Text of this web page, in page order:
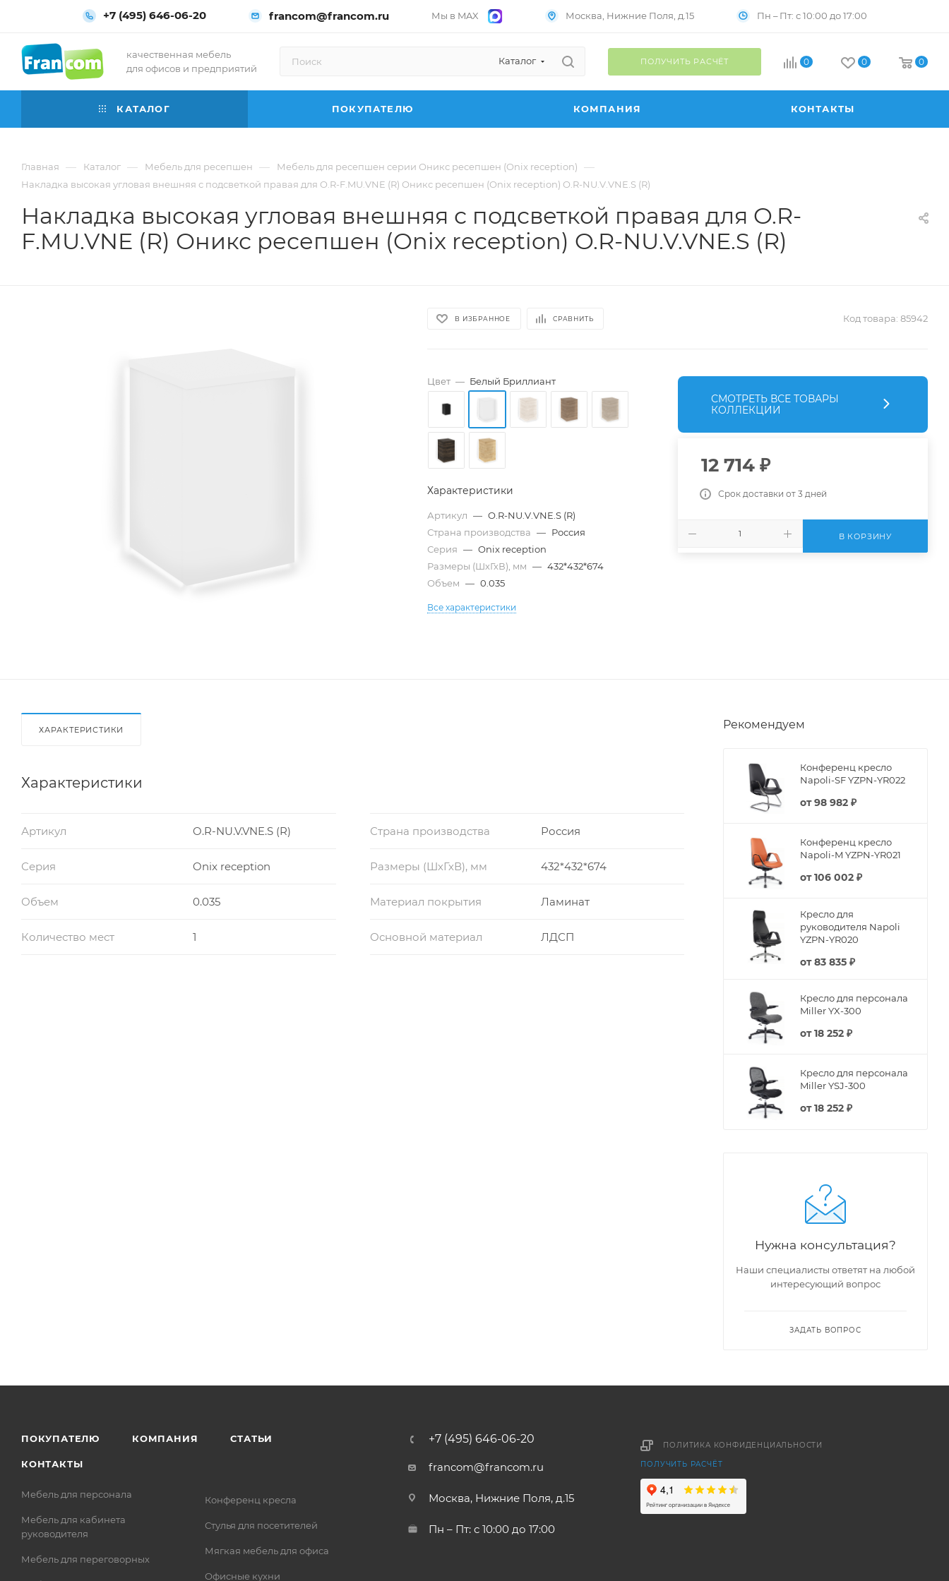
+7 (495) 646-06-20 francom@francom.ru Мы в MAX Москва, Нижние Поля, д.15 Пн – Пт: с 10:00 до 17:00
качественная мебель
для офисов и предприятий
Каталог ПОЛУЧИТЬ РАСЧЁТ 0 0 0
КАТАЛОГ ПОКУПАТЕЛЮ КОМПАНИЯ КОНТАКТЫ
Главная — Каталог — Мебель для ресепшен — Мебель для ресепшен серии Оникс ресепшен (Onix reception) —
Накладка высокая угловая внешняя с подсветкой правая для O.R-F.MU.VNE (R) Оникс ресепшен (Onix reception) O.R-NU.V.VNE.S (R)
Накладка высокая угловая внешняя с подсветкой правая для O.R-
F.MU.VNE (R) Оникс ресепшен (Onix reception) O.R-NU.V.VNE.S (R)
В ИЗБРАННОЕ СРАВНИТЬ Код товара: 85942
Цвет — Белый Бриллиант
Характеристики
Артикул — O.R-NU.V.VNE.S (R)
Страна производства — Россия
Серия — Onix reception
Размеры (ШхГхВ), мм — 432*432*674
Объем — 0.035
Все характеристики
СМОТРЕТЬ ВСЕ ТОВАРЫ
КОЛЛЕКЦИИ
12 714₽
Срок доставки от 3 дней
В КОРЗИНУ
ХАРАКТЕРИСТИКИ
Характеристики
Артикул O.R-NU.V.VNE.S (R) Страна производства Россия
Серия Onix reception Размеры (ШхГхВ), мм 432*432*674
Объем 0.035 Материал покрытия Ламинат
Количество мест 1 Основной материал ЛДСП
Рекомендуем
Конференц кресло
Napoli-SF YZPN-YR022
от98 982 ₽
Конференц кресло
Napoli-M YZPN-YR021
от106 002 ₽
Кресло для
руководителя Napoli
YZPN-YR020
от83 835 ₽
Кресло для персонала
Miller YX-300
от18 252 ₽
Кресло для персонала
Miller YSJ-300
от18 252 ₽
Нужна консультация?
Наши специалисты ответят на любой
интересующий вопрос
ЗАДАТЬ ВОПРОС
ПОКУПАТЕЛЮ КОМПАНИЯ СТАТЬИ
КОНТАКТЫ
Мебель для персонала
Мебель для кабинета
руководителя
Мебель для переговорных
Конференц кресла
Стулья для посетителей
Мягкая мебель для офиса
Офисные кухни
+7 (495) 646-06-20
francom@francom.ru
Москва, Нижние Поля, д.15
Пн – Пт: с 10:00 до 17:00
ПОЛИТИКА КОНФИДЕНЦИАЛЬНОСТИ
ПОЛУЧИТЬ РАСЧЁТ